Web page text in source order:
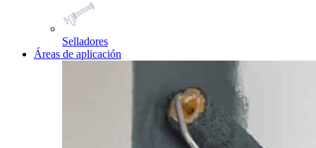
Selladores
Áreas de aplicación